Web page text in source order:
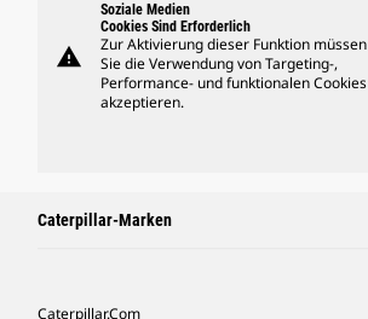
warning
Soziale Medien
Cookies Sind Erforderlich
Zur Aktivierung dieser Funktion müssen
Sie die Verwendung von Targeting-,
Performance- und funktionalen Cookies
akzeptieren.
Caterpillar-Marken
Caterpillar.com